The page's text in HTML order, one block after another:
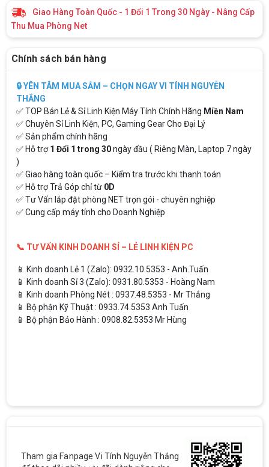
Giao Hàng Toàn Quốc - 1 Đổi 1 Trong 30 Ngày - Nâng Cấp
Thu Mua Phòng Net
Chính sách bán hàng
🔒 YÊN TÂM MUA SẮM – CHỌN NGAY VI TÍNH NGUYỄN
THẮNG
✅ TOP Bán Lẻ & Sỉ Linh Kiện Máy Tính Chính Hãng Miền Nam
✅ Chuyên Sỉ Linh Kiện, PC, Gaming Gear Cho Đại Lý
✅ Sản phẩm chính hãng
✅ Hỗ trợ1 Đổi 1 trong 30ngày đầu ( Riêng Màn, Laptop 7 ngày
)
✅ Giao hàng toàn quốc – Kiểm tra trước khi thanh toán
✅ Hỗ trợ Trả Góp chỉ từ 0D
✅ Tư Vấn lắp đặt phòng NET trọn gói - chuyên nghiệp
✅ Cung cấp máy tính cho Doanh Nghiệp
📞 TƯ VẤN KINH DOANH SỈ – LẺ LINH KIỆN PC
📱 Kinh doanh Lẻ 1 (Zalo): 0932.10.5353 - Anh.Tuấn
📱 Kinh doanh Sỉ 3 (Zalo): 0931.80.5353 - Hoàng Nam
📱 Kinh doanh Phòng Nét : 0937.48.5353 - Mr Thắng
📱 Bộ phận Kỹ Thuật : 0933.74.5353 Anh Tuấn
📱 Bộ phận Bảo Hành : 0908.82.5353 Mr Hùng
Tham gia Fanpage Vi Tính Nguyễn Thắng